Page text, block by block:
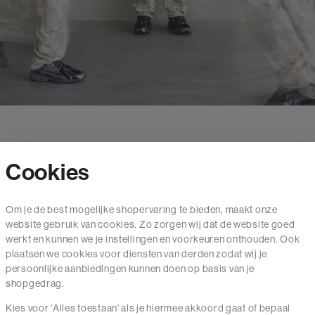
Mail ons
020 - 3412 650
Van maandag t/m vrijdag van 8.30 uur tot 18.00 uur.
Cookies
Om je de best mogelijke shopervaring te bieden, maakt onze
website gebruik van cookies. Zo zorgen wij dat de website goed
werkt en kunnen we je instellingen en voorkeuren onthouden. Ook
plaatsen we cookies voor diensten van derden zodat wij je
persoonlijke aanbiedingen kunnen doen op basis van je
shopgedrag.
Kies voor 'Alles toestaan' als je hiermee akkoord gaat of bepaal